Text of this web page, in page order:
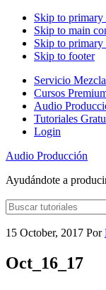
Skip to primary
Skip to main
Skip to primary
Skip to footer
Servicio
Cursos
Audio
Tutoriales
Login
Audio Producción
Ayudándote a
Buscar
tutoriales
15 October, 2017 Por
Oct_16_17